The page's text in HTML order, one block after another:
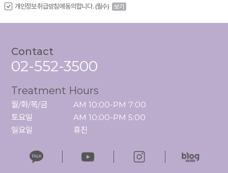
개인정보 취급방침에 동의합니다. (필수)
보기
Contact
02-552-3500
Treatment Hours
월/화/목/금
토요일
일요일
AM 10:00-PM 7:00
AM 10:00-PM 5:00
휴진